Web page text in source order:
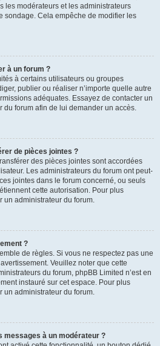
les modérateurs et les administrateurs
sondage. Cela empêche de modifier les
à un forum ?
à certains utilisateurs ou groupes
publier ou réaliser n’importe quelle autre
adéquates. Essayez de contacter un
du forum afin de lui demander un accès.
de pièces jointes ?
des pièces jointes sont accordées
Les administrateurs du forum ont peut-
jointes dans le forum concerné, ou seuls
cette autorisation. Pour plus
un administrateur du forum.
?
de règles. Si vous ne respectez pas une
Veuillez noter que cette
du forum, phpBB Limited n’est en
instauré sur cet espace. Pour plus
un administrateur du forum.
messages à un modérateur ?